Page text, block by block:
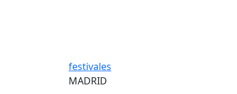
festivales
MADRID